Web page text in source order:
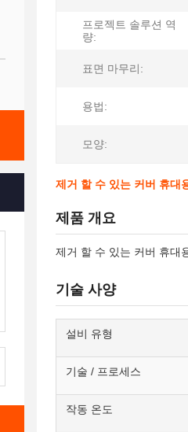
프로젝트 솔루션 역
량:
표면 마무리:
용법:
모양:
제거 할 수 있는 커버 휴대
제품 개요
제거 할 수 있는 커버 휴대
기술 사양
설비 유형
기술 / 프로세스
작동 온도